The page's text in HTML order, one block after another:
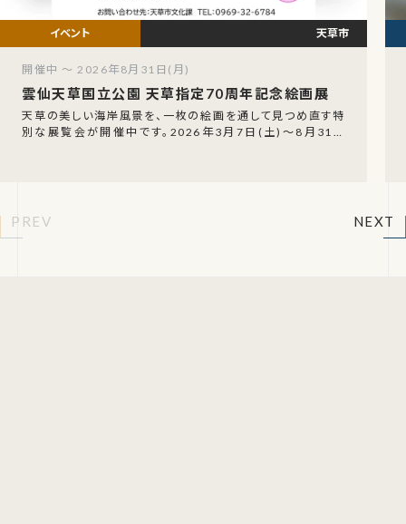
雲仙天草国立公園 天草指定70周年記念絵画展
天草の美しい海岸風景を、一枚の絵画を通して見つめ直す特
別な展覧会が開催中です。2026年3月7日(土)〜8月31日
天草市
開催中 ～ 2026年8月31日(月)
PREV NEXT